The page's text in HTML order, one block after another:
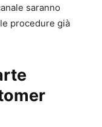
saranno
procedure già